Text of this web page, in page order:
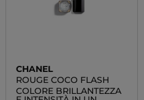
CHANEL
ROUGE COCO FLASH
COLORE BRILLANTEZZA